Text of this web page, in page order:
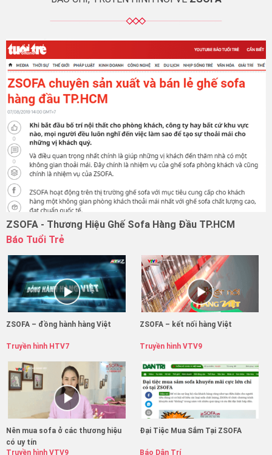
ZSOFA - Thương Hiệu Ghế Sofa Hàng Đầu TP.HCM
Báo Tuổi Trẻ
ZSOFA – đồng hành hàng Việt
Truyền hình HTV7
ZSOFA – kết nối hàng Việt
Truyền hình VTV9
Nên mua sofa ở các thương hiệu
có uy tín
Truyền hình VTV9
Đại Tiệc Mua Sắm Tại ZSOFA
Báo Dân Trí